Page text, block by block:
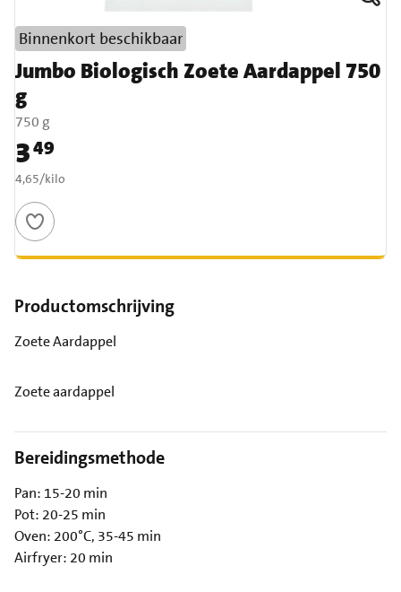
Jumbo Biologisch Zoete Aardappel 750
g
750 g
Prijs: € 3,49
349
€ 4,65 per kilo
4,65/kilo
Binnenkort beschikbaar
Productomschrijving
Zoete Aardappel
Zoete aardappel
Bereidingsmethode
Pan: 15-20 min
Pot: 20-25 min
Oven: 200°C, 35-45 min
Airfryer: 20 min